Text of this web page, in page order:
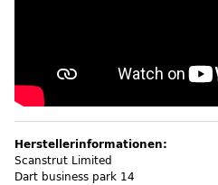
Herstellerinformationen:
Scanstrut Limited
Dart business park 14